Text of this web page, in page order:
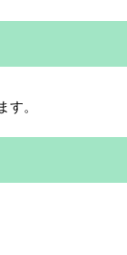
。